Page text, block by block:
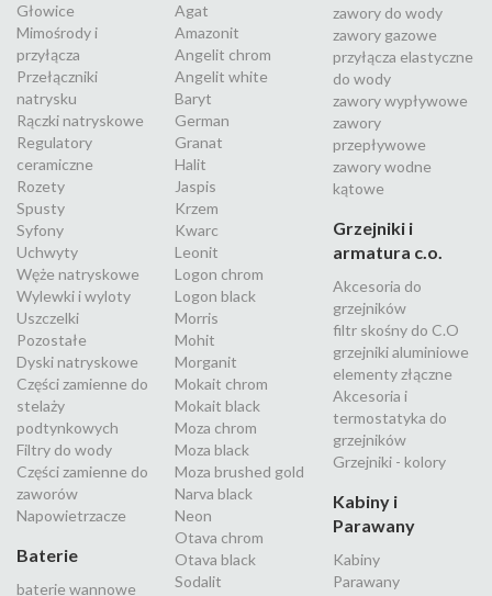
Głowice
Mimośrody i
przyłącza
Przełączniki
natrysku
Rączki natryskowe
Regulatory
ceramiczne
Rozety
Spusty
Syfony
Uchwyty
Węże natryskowe
Wylewki i wyloty
Uszczelki
Pozostałe
Dyski natryskowe
Części zamienne do
stelaży
podtynkowych
Filtry do wody
Części zamienne do
zaworów
Napowietrzacze
Baterie
baterie wannowe
Agat
Amazonit
Angelit chrom
Angelit white
Baryt
German
Granat
Halit
Jaspis
Krzem
Kwarc
Leonit
Logon chrom
Logon black
Morris
Mohit
Morganit
Mokait chrom
Mokait black
Moza chrom
Moza black
Moza brushed gold
Narva black
Neon
Otava chrom
Otava black
Sodalit
zawory do wody
zawory gazowe
przyłącza elastyczne
do wody
zawory wypływowe
zawory
przepływowe
zawory wodne
kątowe
Grzejniki i
armatura c.o.
Akcesoria do
grzejników
filtr skośny do C.O
grzejniki aluminiowe
elementy złączne
Akcesoria i
termostatyka do
grzejników
Grzejniki - kolory
Kabiny i
Parawany
Kabiny
Parawany